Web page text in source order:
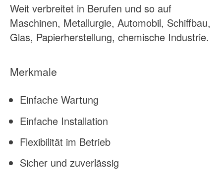
Weit verbreitet in Berufen und so auf
Maschinen, Metallurgie, Automobil, Schiffbau,
Glas, Papierherstellung, chemische Industrie.
Merkmale
Einfache Wartung
Einfache Installation
Flexibilität im Betrieb
Sicher und zuverlässig